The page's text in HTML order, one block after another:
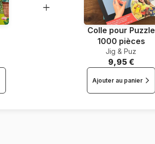
Colle pour Puzzle
1000 pièces
Jig & Puz
9,95 €
Ajouter au panier